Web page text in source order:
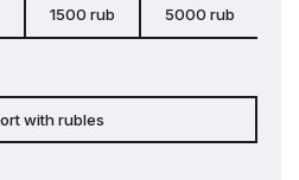
1500 rub 5000 rub
with rubles